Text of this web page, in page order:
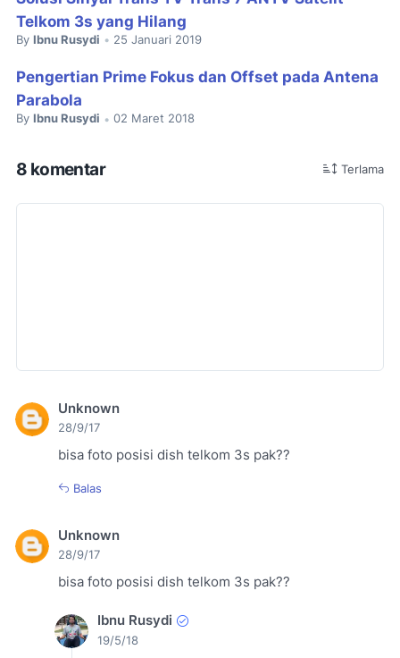
Telkom 3s yang Hilang
By Ibnu Rusydi • 25 Januari 2019
Pengertian Prime Fokus dan Offset pada Antena
Parabola
By Ibnu Rusydi • 02 Maret 2018
8 komentar Terlama
Unknown
28/9/17
bisa foto posisi dish telkom 3s pak??
Balas
Unknown
28/9/17
bisa foto posisi dish telkom 3s pak??
Ibnu Rusydi
19/5/18